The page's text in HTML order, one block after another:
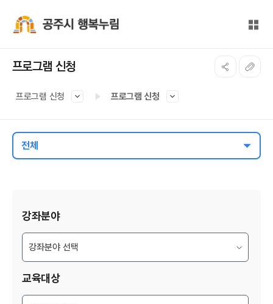
전체
프로그램 신청
프로그램 신청 프로그램 신청
전체
강좌분야
교육대상